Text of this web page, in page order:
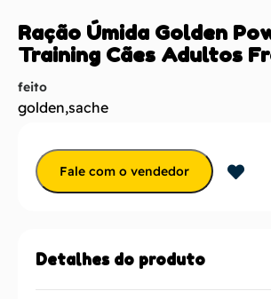
Ração Úmida Golden
Training Cães Adultos
feito
golden,sache
Fale com o vendedor
Detalhes do produto